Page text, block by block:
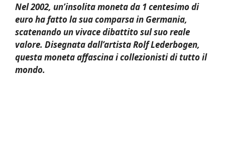
Nel 2002, un’insolita moneta da 1 centesimo di
euro ha fatto la sua comparsa in Germania,
scatenando un vivace dibattito sul suo reale
valore. Disegnata dall’artista Rolf Lederbogen,
questa moneta affascina i collezionisti di tutto il
mondo.